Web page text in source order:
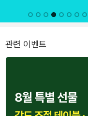
관련 이벤트